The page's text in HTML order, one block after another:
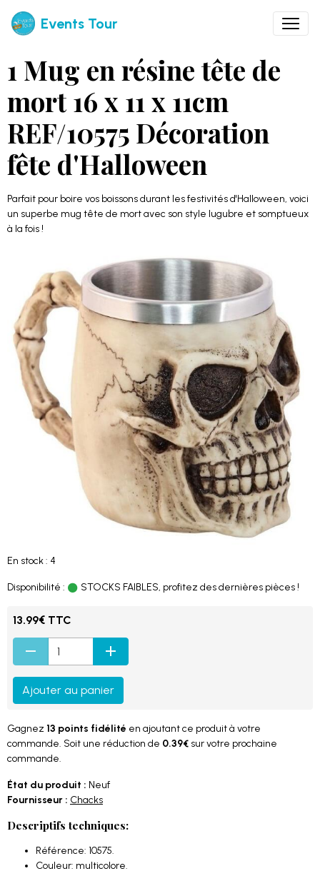
Events Tour
1 Mug en résine tête de
mort 16 x 11 x 11cm
REF/10575 Décoration
fête d'Halloween
Parfait pour boire vos boissons durant les festivités d'Halloween, voici
un superbe mug tête de mort avec son style lugubre et somptueux
à la fois !
En stock : 4
Disponibilité : STOCKS FAIBLES, profitez des dernières pièces !
13.99€ TTC
Ajouter au panier
Gagnez 13 points fidélité en ajoutant ce produit à votre
commande. Soit une réduction de 0.39€ sur votre prochaine
commande.
État du produit : Neuf
Fournisseur : Chacks
Descriptifs techniques:
Référence: 10575.
Couleur: multicolore.